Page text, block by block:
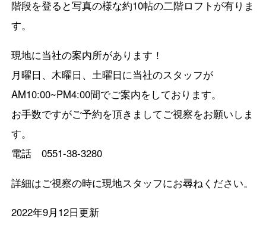
階段を登ると写真の様な約10帖の二階ロフトが有りま
す。
現地に当社の案内所があります！
月曜日、木曜日、土曜日に当社のスタッフが
AM10:00~PM4:00間でご案内をしております。
お手数ですがご予約を頂きましてご視察をお願いしま
す。
電話 0551-38-3280
詳細はご視察の時に現地スタッフにお尋ねください。
2022年9月12日更新